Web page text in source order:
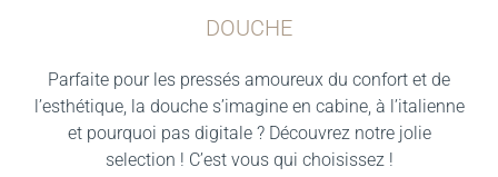
DOUCHE
Parfaite pour les pressés amoureux du confort et de
l’esthétique, la douche s’imagine en cabine, à l’italienne
et pourquoi pas digitale ? Découvrez notre jolie
selection ! C’est vous qui choisissez !